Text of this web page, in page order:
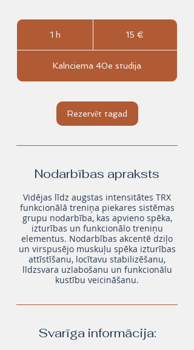
1 h 15 €
Kalnciema 40e studija
Rezervēt tagad
Nodarbības apraksts
Vidējas līdz augstas intensitātes TRX
funkcionālā treniņa piekares sistēmas
grupu nodarbība, kas apvieno spēka,
izturības un funkcionālo treniņu
elementus. Nodarbības akcentē dziļo
un virspusējo muskuļu spēka izturības
attīstīšanu, locītavu stabilizēšanu,
līdzsvara uzlabošanu un funkcionālu
kustību veicināšanu.
Svarīga informācija: